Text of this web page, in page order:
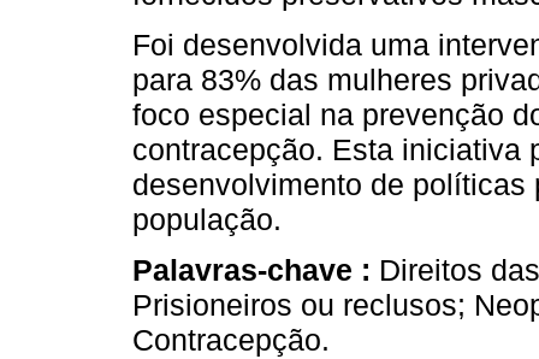
Foi desenvolvida uma
para 83% das mulheres
foco especial na prevenção
contracepção. Esta iniciativa
desenvolvimento de
população.
Palavras-chave : Direitos
Prisioneiros ou reclusos;
Contracepção.